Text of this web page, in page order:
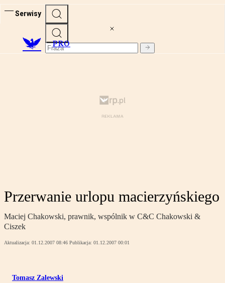
Serwisy
PRO
Przerwanie urlopu macierzyńskiego
Maciej Chakowski, prawnik, wspólnik w C&C Chakowski &
Ciszek
Aktualizacja: 01.12.2007 08:46 Publikacja: 01.12.2007 00:01
Tomasz Zalewski